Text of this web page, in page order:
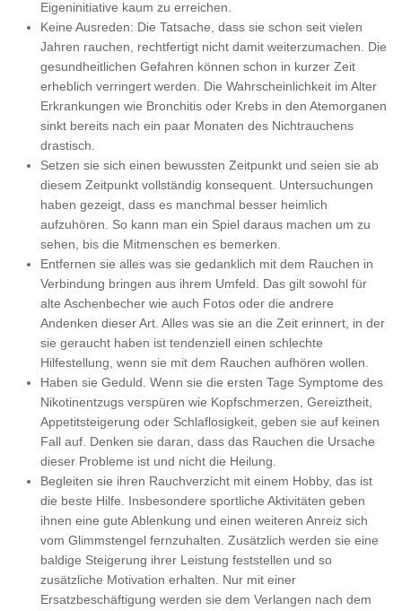
Eigeninitiative kaum zu erreichen.
Keine Ausreden: Die Tatsache, dass sie schon seit vielen
Jahren rauchen, rechtfertigt nicht damit weiterzumachen. Die
gesundheitlichen Gefahren können schon in kurzer Zeit
erheblich verringert werden. Die Wahrscheinlichkeit im Alter
Erkrankungen wie Bronchitis oder Krebs in den Atemorganen
sinkt bereits nach ein paar Monaten des Nichtrauchens
drastisch.
Setzen sie sich einen bewussten Zeitpunkt und seien sie ab
diesem Zeitpunkt vollständig konsequent. Untersuchungen
haben gezeigt, dass es manchmal besser heimlich
aufzuhören. So kann man ein Spiel daraus machen um zu
sehen, bis die Mitmenschen es bemerken.
Entfernen sie alles was sie gedanklich mit dem Rauchen in
Verbindung bringen aus ihrem Umfeld. Das gilt sowohl für
alte Aschenbecher wie auch Fotos oder die andrere
Andenken dieser Art. Alles was sie an die Zeit erinnert, in der
sie geraucht haben ist tendenziell einen schlechte
Hilfestellung, wenn sie mit dem Rauchen aufhören wollen.
Haben sie Geduld. Wenn sie die ersten Tage Symptome des
Nikotinentzugs verspüren wie Kopfschmerzen, Gereiztheit,
Appetitsteigerung oder Schlaflosigkeit, geben sie auf keinen
Fall auf. Denken sie daran, dass das Rauchen die Ursache
dieser Probleme ist und nicht die Heilung.
Begleiten sie ihren Rauchverzicht mit einem Hobby, das ist
die beste Hilfe. Insbesondere sportliche Aktivitäten geben
ihnen eine gute Ablenkung und einen weiteren Anreiz sich
vom Glimmstengel fernzuhalten. Zusätzlich werden sie eine
baldige Steigerung ihrer Leistung feststellen und so
zusätzliche Motivation erhalten. Nur mit einer
Ersatzbeschäftigung werden sie dem Verlangen nach dem